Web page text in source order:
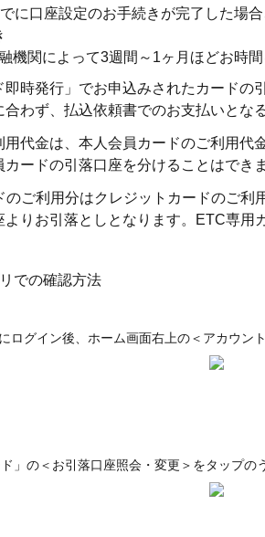
に口座設定のお手続きが完了した場
機関によって3週間～1ヶ月ほどお時
即時発行」でお申込みされたカード
合わず、払込依頼書でのお支払いと
用代金は、本人会員カードのご利用代
カードの引落口座を分けることはでき
のご利用分はクレジットカードのご
よりお引落としとなります。ETC専
での確認方法
ログイン後、ホーム画面右上の＜アカウン
ド」の＜お引落口座照会・変更＞をタップの